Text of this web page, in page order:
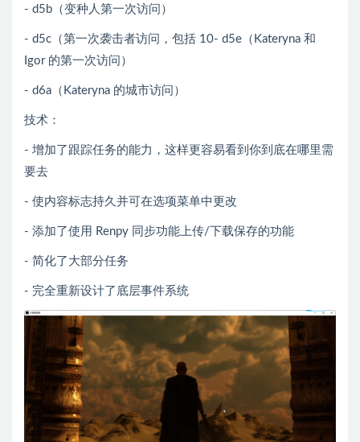
- d5b（变种人第一次访问）
- d5c（第一次袭击者访问，包括 10- d5e（Kateryna 和
Igor 的第一次访问）
- d6a（Kateryna 的城市访问）
技术：
- 增加了跟踪任务的能力，这样更容易看到你到底在哪里需
要去
- 使内容标志持久并可在选项菜单中更改
- 添加了使用 Renpy 同步功能上传/下载保存的功能
- 简化了大部分任务
- 完全重新设计了底层事件系统